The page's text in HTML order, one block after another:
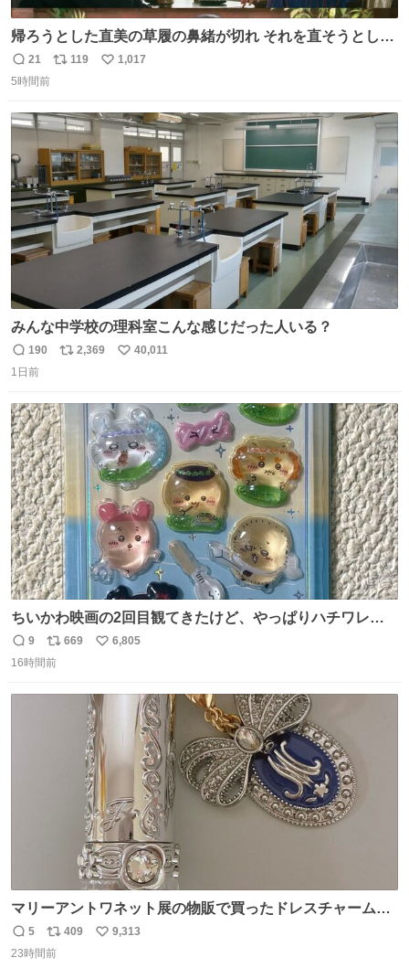
帰ろうとした直美の草履の鼻緒が切れ それを直そうとした
小川がさらに壊し…… 結果、直美をおんぶして送ることに
なりました。 👇鼻緒はいつも恋のキューピッド？
薫る 上坂樹里 甲斐翔真
返
信
21
リ
ト
数
119
い
数
1,017
5時間前
みんな中学校の理科室こんな感じだった人いる？
返
信
190
リ
ト
数
2,369
い
数
40,011
1日前
ちいかわ映画の2回目観てきたけど、やっぱりハチワレの
「ハモりすごいよッ…」に対するちいかわの「エ゛ッ!?(い
まそんな場合じゃねぇだろお前よぉ)」が面白すぎる。
返
信
9
リ
ポ
669
い
数
6,805
16時間前
マリーアントワネット展の物販で買ったドレスチャームを
流行りのめじるしアクセサリーにして、リップにつけた
り、同じく物販で購入したシュシュにつけたりしています
返
信
5
リ
ポ
409
い
9,313
23時間前